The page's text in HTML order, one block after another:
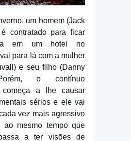
um homem (Jack
contratado para ficar
em um hotel no
para lá com a mulher
e seu filho (Danny
o contínuo
começa a lhe causar
sérios e ele vai
vez mais agressivo
ao mesmo tempo que
a ter visões de